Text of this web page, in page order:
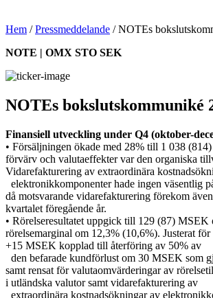
Hem /Pressmeddelande /NOTEs
NOTE | OMX STO SEK
NOTEs bokslutskommuniké
Finansiell utveckling under Q4 (oktober-
• Försäljningen ökade med 28% till 1 038
förvärv och valutaeffekter var den organiska
Vidarefakturering av extraordinära
elektronikkomponenter hade ingen väsentlig
då motsvarande vidarefakturering förekom
kvartalet föregående år.
• Rörelseresultatet uppgick till 129 (87) MSEK
rörelsemarginal om 12,3% (10,6%). Justerat
+15 MSEK kopplad till återföring av 50% av
den befarade kundförlust om 30 MSEK som
samt rensat för valutaomvärderingar av
i utländska valutor samt vidarefakturering av
extraordinära kostnadsökningar av